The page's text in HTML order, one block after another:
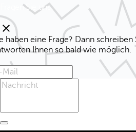
Fragen Sie uns
clear
haben eine Frage? Dann
Ihnen so bald wie möglich.